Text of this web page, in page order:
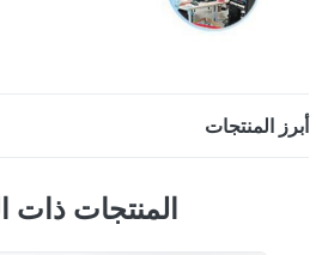
المنتجات
المنتجات ذات